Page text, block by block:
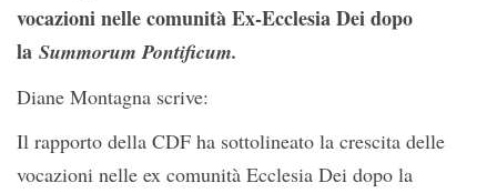
vocazioni nelle comunità Ex-Ecclesia Dei dopo
la Summorum Pontificum.
Diane Montagna scrive:
Il rapporto della CDF ha sottolineato la crescita delle
vocazioni nelle ex comunità Ecclesia Dei dopo la